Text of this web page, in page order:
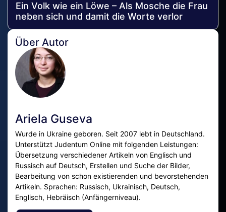
Ein Volk wie ein Löwe – Als Mosche die Frau
neben sich und damit die Worte verlor
Über Autor
Ariela Guseva
Wurde in Ukraine geboren. Seit 2007 lebt in Deutschland.
Unterstützt Judentum Online mit folgenden Leistungen:
Übersetzung verschiedener Artikeln von Englisch und
Russisch auf Deutsch, Erstellen und Suche der Bilder,
Bearbeitung von schon existierenden und bevorstehenden
Artikeln. Sprachen: Russisch, Ukrainisch, Deutsch,
Englisch, Hebräisch (Anfängerniveau).